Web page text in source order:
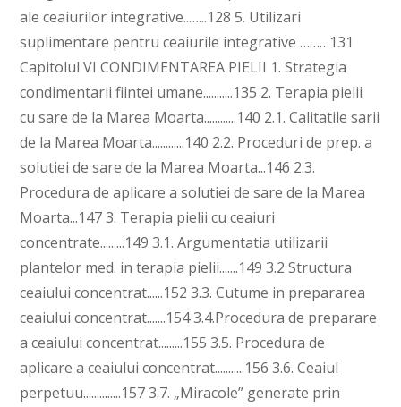
ale ceaiurilor integrative..…...128 5. Utilizari
suplimentare pentru ceaiurile integrative ………131
Capitolul VI CONDIMENTAREA PIELII 1. Strategia
condimentarii fiintei umane...........135 2. Terapia pielii
cu sare de la Marea Moarta............140 2.1. Calitatile sarii
de la Marea Moarta............140 2.2. Proceduri de prep. a
solutiei de sare de la Marea Moarta...146 2.3.
Procedura de aplicare a solutiei de sare de la Marea
Moarta...147 3. Terapia pielii cu ceaiuri
concentrate.........149 3.1. Argumentatia utilizarii
plantelor med. in terapia pielii.......149 3.2 Structura
ceaiului concentrat......152 3.3. Cutume in prepararea
ceaiului concentrat.......154 3.4.Procedura de preparare
a ceaiului concentrat.........155 3.5. Procedura de
aplicare a ceaiului concentrat...........156 3.6. Ceaiul
perpetuu..............157 3.7. „Miracole” generate prin